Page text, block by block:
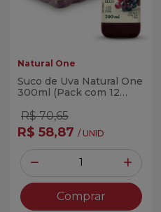
Quantidade
Natural One
Suco de Uva Natural One
300ml (Pack com 12
R$ 70,65
R$ 58,87 / UNID
Diminuir Quantidade
Quantidade
Comprar